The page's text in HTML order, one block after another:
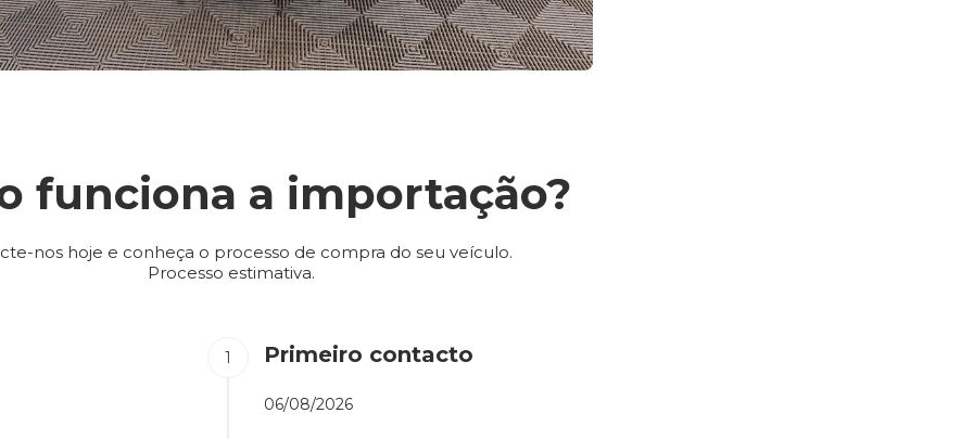
funciona a importação?
nos hoje e conheça o processo de compra do seu veículo.
Processo estimativa.
Primeiro contacto
06/08/2026